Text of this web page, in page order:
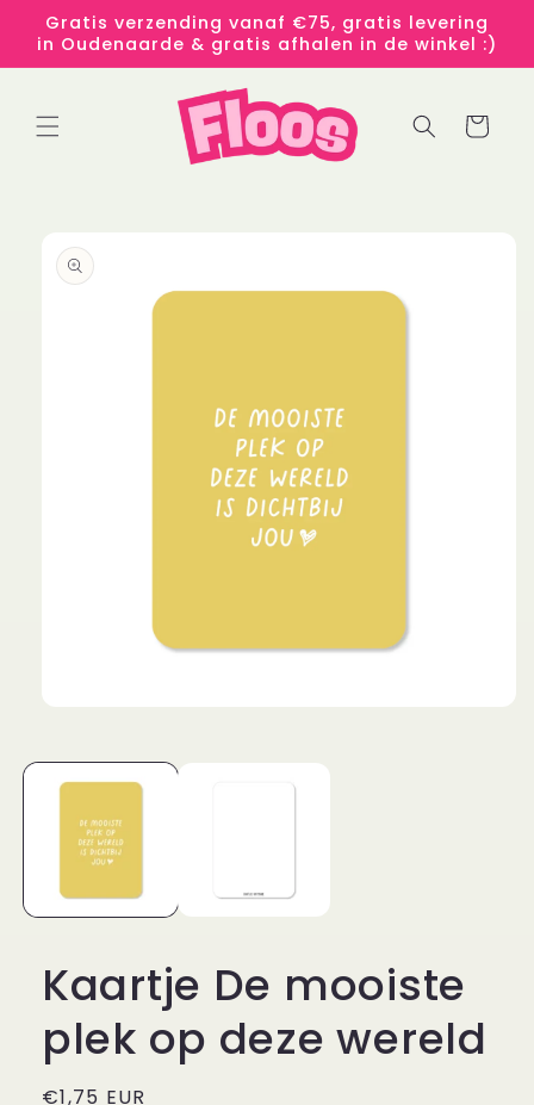
naar de
content
Gratis verzending vanaf €75, gratis levering
in Oudenaarde & gratis afhalen in de winkel :)
Winkelwagen
in
modaal
Kaartje De mooiste
plek op deze wereld
Normale
€1,75 EUR